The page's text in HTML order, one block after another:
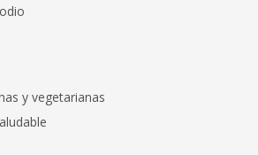
y vegetarianas